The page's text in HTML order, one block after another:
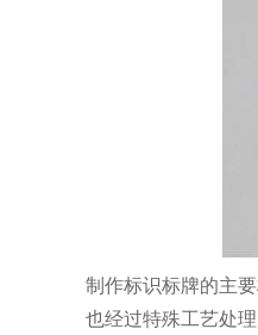
制作标识标牌的主
也经过特殊工艺处